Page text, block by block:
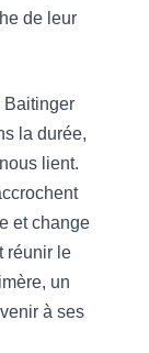
de leur
Baitinger
la durée,
lient.
et change
réunir le
un
à ses